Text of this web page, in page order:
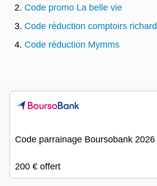
Code promo La belle vie
Code réduction comptoirs richard
Code réduction Mymms
Code parrainage Boursobank 2026
200 € offert